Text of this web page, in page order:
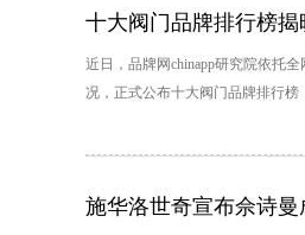
十大阀门品牌排行榜
近日，品牌网chinapp研究院依托
况，正式公布十大阀门品牌排行
施华洛世奇宣布佘诗